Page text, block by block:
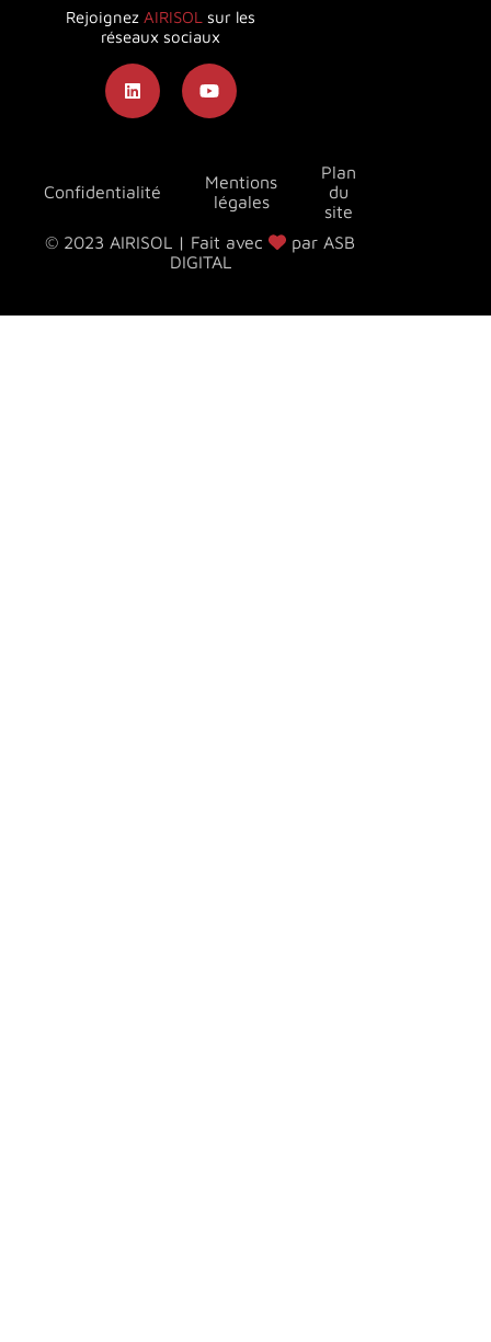
Confidentialité
Mentions
légales
Plan
du
site
© 2023 AIRISOL | Fait avec
par ASB
DIGITAL
Rejoignez AIRISOL sur les
réseaux sociaux